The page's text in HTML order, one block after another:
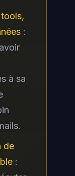
:
à sa
de
: